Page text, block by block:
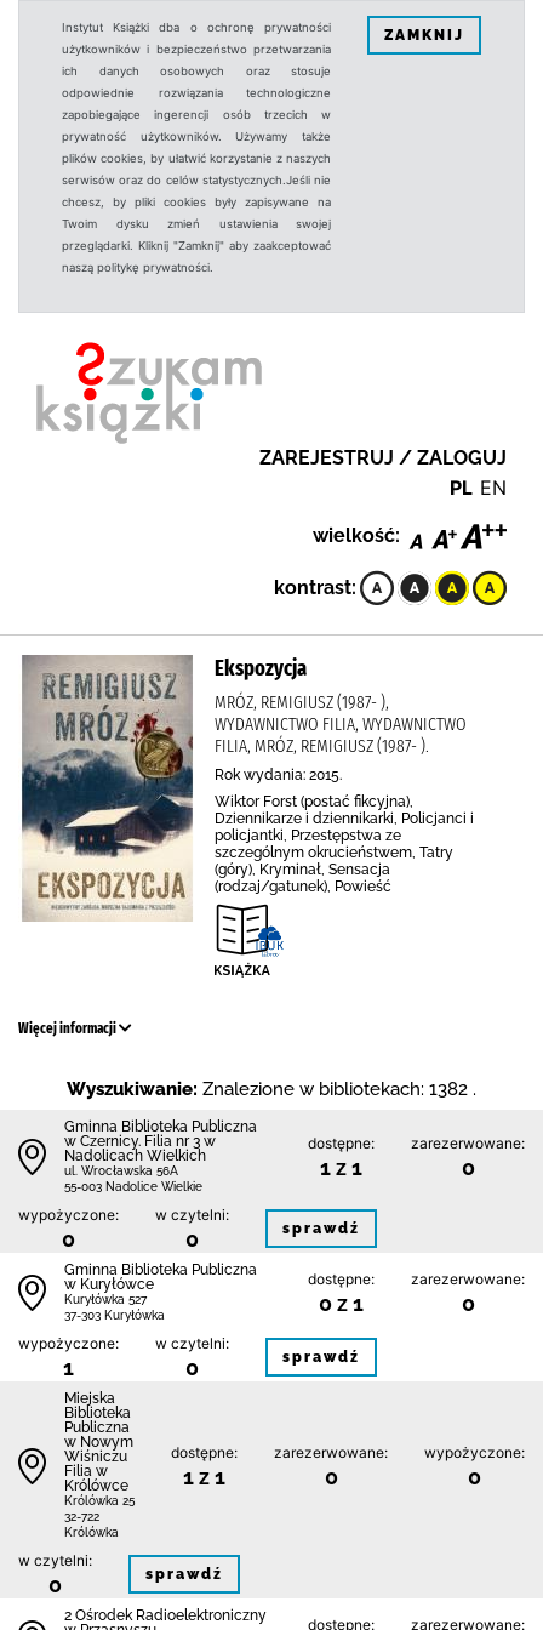
Instytut Książki dba o ochronę prywatności
użytkowników i bezpieczeństwo przetwarzania
ich danych osobowych oraz stosuje
odpowiednie rozwiązania technologiczne
zapobiegające ingerencji osób trzecich w
prywatność użytkowników. Używamy także
plików cookies, by ułatwić korzystanie z naszych
serwisów oraz do celów statystycznych.Jeśli nie
chcesz, by pliki cookies były zapisywane na
Twoim dysku zmień ustawienia swojej
przeglądarki. Kliknij "Zamknij" aby zaakceptować
naszą politykę prywatności.
ZAMKNIJ
ZAREJESTRUJ / ZALOGUJ
PL EN
wielkość:
kontrast:
Ekspozycja
MRÓZ, REMIGIUSZ (1987- ),
WYDAWNICTWO FILIA, WYDAWNICTWO
FILIA, MRÓZ, REMIGIUSZ (1987- ).
Rok wydania: 2015.
Wiktor Forst (postać fikcyjna),
Dziennikarze i dziennikarki, Policjanci i
policjantki, Przestępstwa ze
szczególnym okrucieństwem, Tatry
(góry), Kryminał, Sensacja
(rodzaj/gatunek), Powieść
Więcej informacji
Wyszukiwanie: Znalezione w bibliotekach: 1382 .
Gminna Biblioteka Publiczna
w Czernicy. Filia nr 3 w
Nadolicach Wielkich
ul. Wrocławska 56A
55-003 Nadolice Wielkie
dostępne:
1 z 1
zarezerwowane:
0
wypożyczone:
0
w czytelni:
0 sprawdź
Gminna Biblioteka Publiczna
w Kuryłówce
Kuryłówka 527
37-303 Kuryłówka
dostępne:
0 z 1
zarezerwowane:
0
wypożyczone:
1
w czytelni:
0 sprawdź
Miejska
Biblioteka
Publiczna
w Nowym
Wiśniczu
Filia w
Królówce
Królówka 25
32-722
Królówka
dostępne:
1 z 1
zarezerwowane:
0
wypożyczone:
0
w czytelni:
0 sprawdź
2 Ośrodek Radioelektroniczny
dostępne: zarezerwowane: